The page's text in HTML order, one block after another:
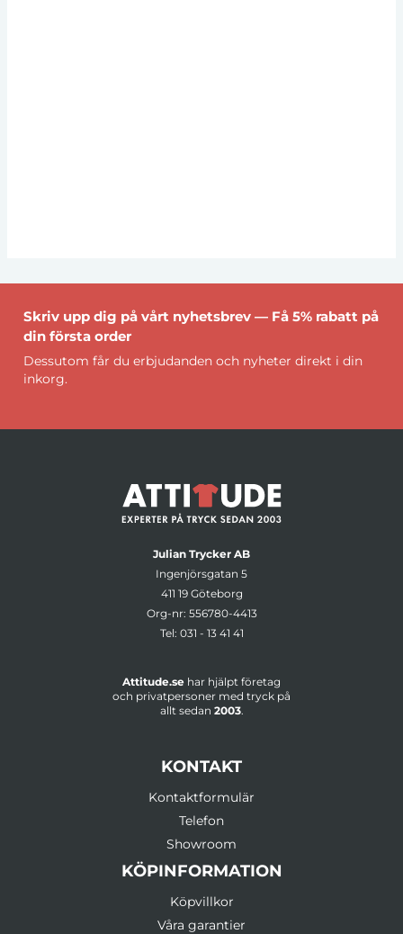
Skriv upp dig på vårt nyhetsbrev — Få 5% rabatt på
din första order
Dessutom får du erbjudanden och nyheter direkt i din
inkorg.
Julian Trycker AB
Ingenjörsgatan 5
411 19 Göteborg
Org-nr: 556780-4413
Tel: 031 - 13 41 41
Attitude.se har hjälpt företag
och privatpersoner med tryck på
allt sedan 2003.
KONTAKT
Kontaktformulär
Telefon
Showroom
KÖPINFORMATION
Köpvillkor
Våra garantier